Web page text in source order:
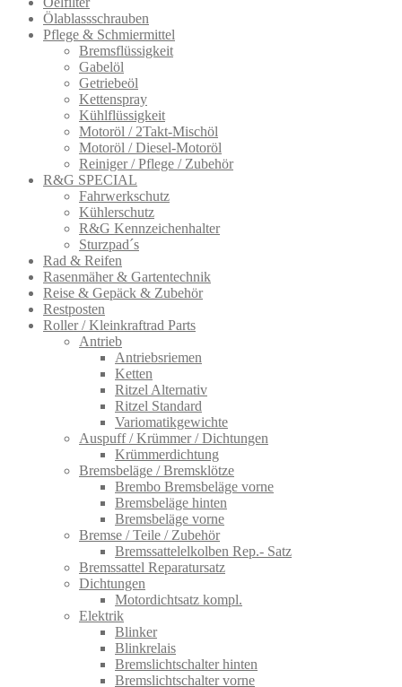
Ölablassschra​uben
Pflege & Schmiermittel
Bremsflüssigkeit
Gabelöl
Getriebeöl
Kettenspray
Kühlflüssigkeit
Motoröl / 2Takt-Mischöl
Motoröl / Diesel-Motoröl
Reiniger / Pflege / Zubehör
R&G SPECIAL
Fahrwerkschutz
Kühlerschutz
R&G Kennzeichenhalter
Sturzpad´s
Rad & Reifen
Rasenmäher & Gartentechnik
Reise & Gepäck & Zubehör
Restposten
Roller / Kleinkraftrad Parts
Antrieb
Antriebsriemen
Ketten
Ritzel Alternativ
Ritzel Standard
Variomatikgewichte
Auspuff / Krümmer / Dichtungen
Krümmerdichtung
Bremsbeläge / Bremsklötze
Brembo Bremsbeläge vorne
Bremsbeläge hinten
Bremsbeläge vorne
Bremse / Teile / Zubehör
Bremssattelelkolben Rep.- Satz
Bremssattel Reparatursatz
Dichtungen
Motordichtsatz kompl.
Elektrik
Blinker
Blinkrelais
Bremslichtschalter hinten
Bremslichtschalter vorne